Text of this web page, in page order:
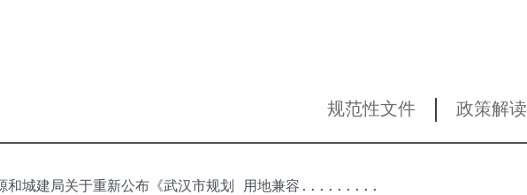
规范性文件 | 政策解读
和城建局关于重新公布《武汉市规划 用地兼容.........